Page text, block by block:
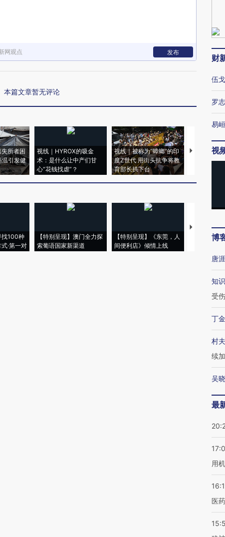
网观点 发布
本篇文章暂无评论
所者困
温引发健
视线｜HYROX的吸金
术：是什么让中产们甘
心“花钱找虐”？
视线｜被称为“蟑螂”的印
度Z世代 用街头抗争将教
育部长拱下台
视线｜“入侵
机”？难民
找100种
·第一对
【特别呈现】澳门全力探
索葡语国家新渠道
【特别呈现】《东莞，人
间便利店》倾情上线
【推广】走
会，让数智
财
伍戈
罗
易峘
视
博
唐涯
知
受伤
丁
村
续
吴
最
用
医